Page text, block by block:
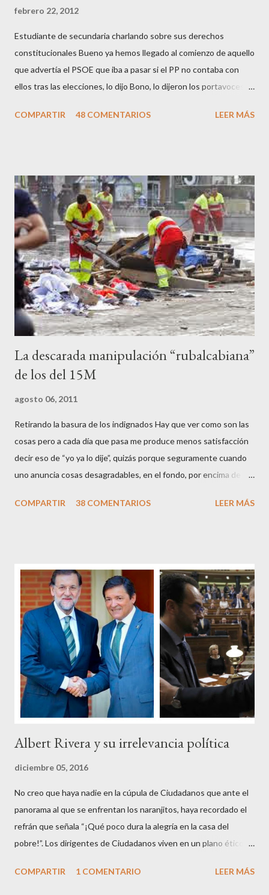
febrero 22, 2012
Estudiante de secundaria charlando sobre sus derechos
constitucionales Bueno ya hemos llegado al comienzo de aquello
que advertía el PSOE que iba a pasar si el PP no contaba con
ellos tras las elecciones, lo dijo Bono, lo dijeron los portavoces
los okupas, los red skins, los sharps o los anarcos porque a estos
caballeretes salieran en Valencia a la calle, dispuestos a hacer lo
que les viniera en gana, manifestarse sin la autorización
pertinente, cortar el tráfico de las calles más céntricas, volcar los
contenedores de vidrio para tener botellas a mano para agredir a
los agentes, incendiar contenedores, apedrear a la policía,
agredirla, morderla, para que toda la pijo progresía del país, todos
los que no fuman ni tabaco, n...
COMPARTIR 48 COMENTARIOS LEER MÁS
La descarada manipulación “rubalcabiana”
de los del 15M
agosto 06, 2011
Retirando la basura de los indignados Hay que ver como son las
cosas pero a cada día que pasa me produce menos satisfacción
decir eso de “yo ya lo dije”, quizás porque seguramente cuando
uno anuncia cosas desagradables, en el fondo, por encima de la
Pero francamente estos socialistas son tan transparentes en su
de ciudadanos, la mayoría de los cuales no han pagado jamás un
impuesto, sea por vocación o simplemente por no haber tenido
un trabajo en su vida, decidieron salir a la calle revestidos de la
sagrada túnica de la “indignación ciudadana” y con su actitud
crear una paradoja, se autodenominaban “movimiento 15M” y lo
que hicieron fue apoderarse de una plaza pública y allí sentaron
sus reales, bueno sus reales no,...
COMPARTIR 38 COMENTARIOS LEER MÁS
Albert Rivera y su irrelevancia política
diciembre 05, 2016
No creo que haya nadie en la cúpula de Ciudadanos que ante el
panorama al que se enfrentan los naranjitos, haya recordado el
refrán que señala “¡Qué poco dura la alegría en la casa del
pobre!”. Los dirigentes de Ciudadanos viven en un plano ético
política, inventores de la honestidad y defensores acérrimos de
COMPARTIR 1 COMENTARIO LEER MÁS